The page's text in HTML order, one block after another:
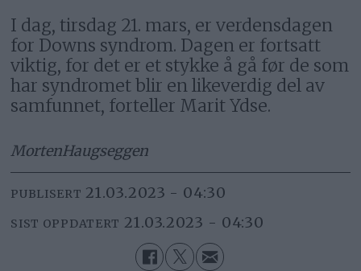
I dag, tirsdag 21. mars, er verdensdagen
for Downs syndrom. Dagen er fortsatt
viktig, for det er et stykke å gå før de som
har syndromet blir en likeverdig del av
samfunnet, forteller Marit Ydse.
MortenHaugseggen
PUBLISERT 21.03.2023 - 04:30
SIST OPPDATERT 21.03.2023 - 04:30